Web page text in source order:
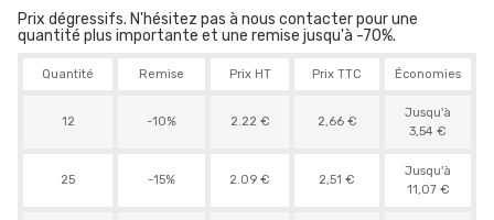
Prix dégressifs. N'hésitez pas à nous contacter pour une
quantité plus importante et une remise jusqu'à -70%.
Quantité Remise Prix HT Prix TTC Économies
12 -10% 2.22 € 2,66 €
Jusqu'à
3,54 €
25 -15% 2.09 € 2,51 €
Jusqu'à
11,07 €